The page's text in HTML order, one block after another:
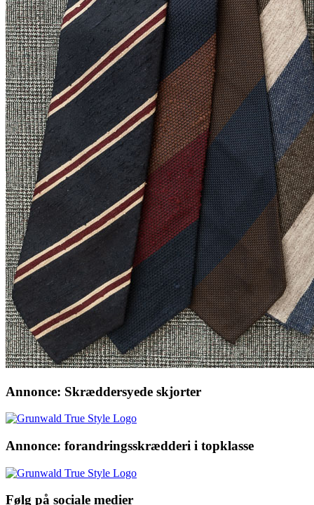
Annonce: Skræddersyede skjorter
Annonce: forandringsskrædderi i topklasse
Følg på sociale medier